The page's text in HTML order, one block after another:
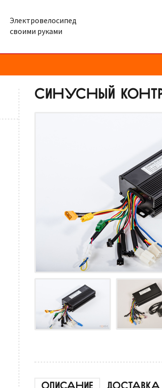
Электровелосипед
своими руками
СИНУСНЫЙ
ОПИСАНИЕ